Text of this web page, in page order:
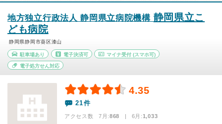
地方独立行政法人 静岡県立病院機構 静岡県立こ
ども病院
静岡県静岡市葵区漆山
駐車場あり 電子決済可 マイナ受付 (スマホ可)
電子処方せん対応
4.35
21件
アクセス数 7月:868 | 6月:1,033